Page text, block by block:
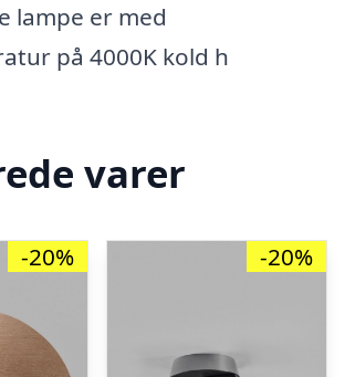
lampe er med
på 4000K kold h
varer
-20% -20%